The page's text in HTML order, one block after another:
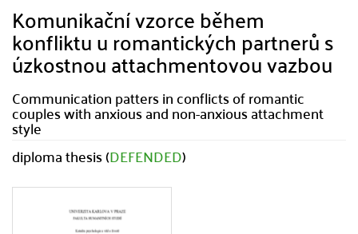
Komunikační vzorce během
konfliktu u romantických partnerů s
úzkostnou attachmentovou vazbou
Communication patters in conflicts of romantic
couples with anxious and non-anxious attachment
style
diploma thesis (DEFENDED)